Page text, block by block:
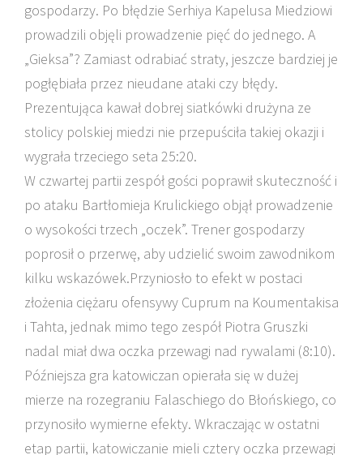
gospodarzy. Po błędzie Serhiya Kapelusa Miedziowi
prowadzili objęli prowadzenie pięć do jednego. A
„Gieksa”? Zamiast odrabiać straty, jeszcze bardziej je
pogłębiała przez nieudane ataki czy błędy.
Prezentująca kawał dobrej siatkówki drużyna ze
stolicy polskiej miedzi nie przepuściła takiej okazji i
wygrała trzeciego seta 25:20.
W czwartej partii zespół gości poprawił skuteczność i
po ataku Bartłomieja Krulickiego objął prowadzenie
o wysokości trzech „oczek”. Trener gospodarzy
poprosił o przerwę, aby udzielić swoim zawodnikom
kilku wskazówek.Przyniosło to efekt w postaci
złożenia ciężaru ofensywy Cuprum na Koumentakisa
i Tahta, jednak mimo tego zespół Piotra Gruszki
nadal miał dwa oczka przewagi nad rywalami (8:10).
Późniejsza gra katowiczan opierała się w dużej
mierze na rozegraniu Falaschiego do Błońskiego, co
przynosiło wymierne efekty. Wkraczając w ostatni
etap partii, katowiczanie mieli cztery oczka przewagi